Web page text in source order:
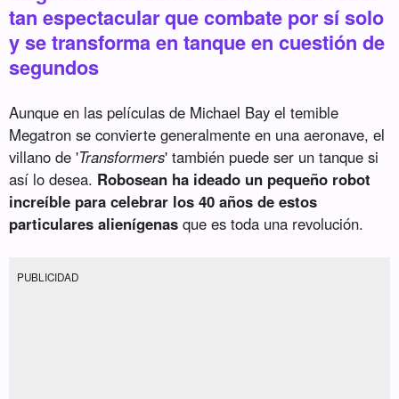
tan espectacular que combate por sí solo
y se transforma en tanque en cuestión de
segundos
Aunque en las películas de Michael Bay el temible
Megatron se convierte generalmente en una aeronave, el
villano de 'Transformers' también puede ser un tanque si
así lo desea. Robosean ha ideado un pequeño robot
increíble para celebrar los 40 años de estos
particulares alienígenas que es toda una revolución.
PUBLICIDAD